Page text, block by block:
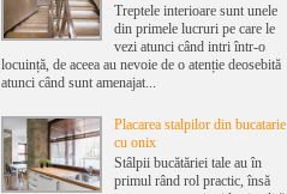
Treptele interioare sunt unele
din primele lucruri pe care le
vezi atunci când intri într-o
locuință, de aceea au nevoie de o atenție deosebită
atunci când sunt amenajat...
Placarea stalpilor din bucatarie
cu onix
Stâlpii bucătăriei tale au în
primul rând rol practic, însă